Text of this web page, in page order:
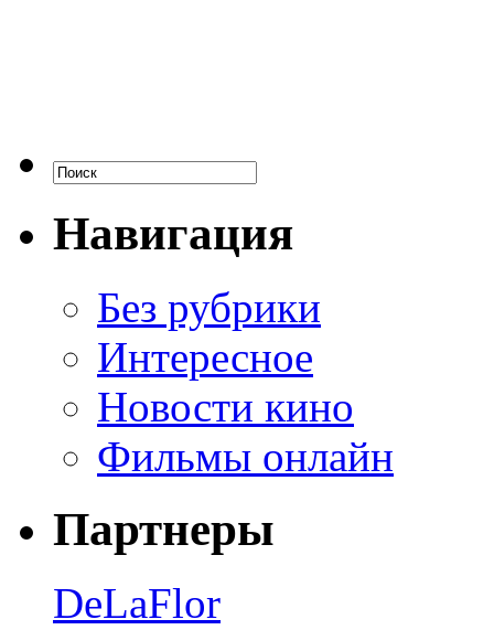
Навигация
Без рубрики
Интересное
Новости кино
Фильмы онлайн
Партнеры
DeLaFlor